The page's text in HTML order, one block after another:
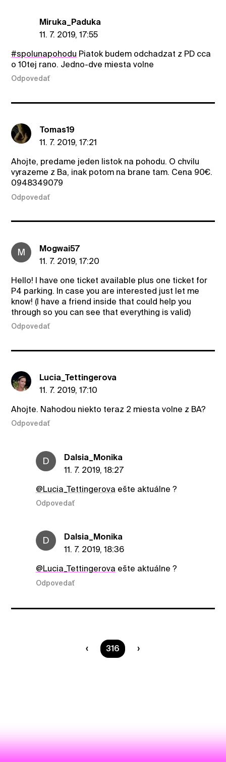
Miruka_Paduka
11. 7. 2019, 17:55
#spolunapohodu Piatok budem odchadzat z PD cca
o 10tej rano. Jedno-dve miesta volne
Odpovedať
Tomas19
11. 7. 2019, 17:21
Ahojte, predame jeden listok na pohodu. O chvilu
vyrazeme z Ba, inak potom na brane tam. Cena 90€.
0948349079
Odpovedať
M
Mogwai57
11. 7. 2019, 17:20
Hello! I have one ticket available plus one ticket for
P4 parking. In case you are interested just let me
know! (I have a friend inside that could help you
through so you can see that everything is valid)
Odpovedať
Lucia_Tettingerova
11. 7. 2019, 17:10
Ahojte. Nahodou niekto teraz 2 miesta volne z BA?
Odpovedať
D
Dalsia_Monika
11. 7. 2019, 18:27
@Lucia_Tettingerova ešte aktuálne ?
Odpovedať
D
Dalsia_Monika
11. 7. 2019, 18:36
@Lucia_Tettingerova ešte aktuálne ?
Odpovedať
Ste na strane
316